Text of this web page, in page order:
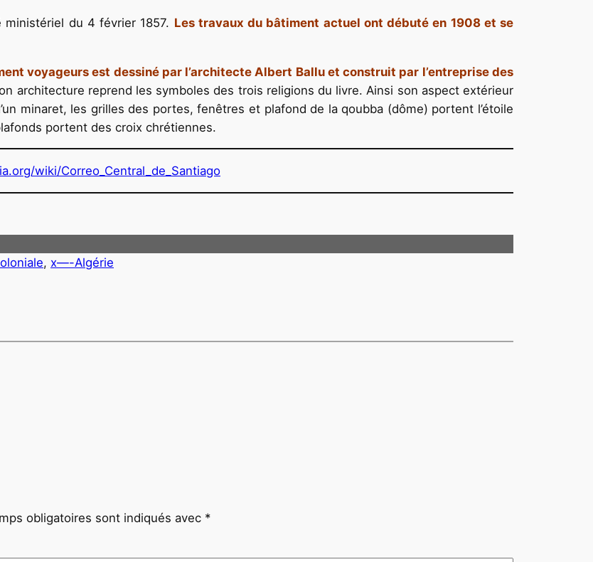
ministériel du 4 février 1857. Les travaux du bâtiment actuel ont débuté en 1908 et se
voyageurs est dessiné par l’architecte Albert Ballu et construit par l’entreprise des
architecture reprend les symboles des trois religions du livre. Ainsi son aspect extérieur
minaret, les grilles des portes, fenêtres et plafond de la qoubba (dôme) portent l’étoile
portent des croix chrétiennes.
g/wiki/Correo_Central_de_Santiago
, x—-Algérie
obligatoires sont indiqués avec *